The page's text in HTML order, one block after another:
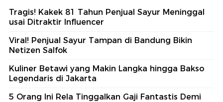
Tragis! Kakek 81 Tahun Penjual Sayur Meninggal
usai Ditraktir Influencer
Viral! Penjual Sayur Tampan di Bandung Bikin
Netizen Salfok
Kuliner Betawi yang Makin Langka hingga Bakso
Legendaris di Jakarta
5 Orang Ini Rela Tinggalkan Gaji Fantastis Demi